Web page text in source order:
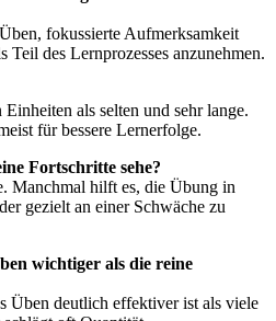
fokussierte Aufmerksamkeit
Teil des Lernprozesses anzunehmen.
als selten und sehr lange.
für bessere Lernerfolge.
Fortschritte sehe?
Manchmal hilft es, die Übung in
gezielt an einer Schwäche zu
wichtiger als die reine
Üben deutlich effektiver ist als viele